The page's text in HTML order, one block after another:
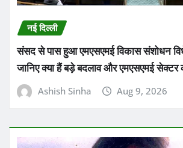
नई दिल्ली
संसद से पास हुआ एमएसएमई विकास संशोधन
जानिए क्या हैं बड़े बदलाव और एमएसएमई सेक्टर
Ashish Sinha Aug 9, 2026